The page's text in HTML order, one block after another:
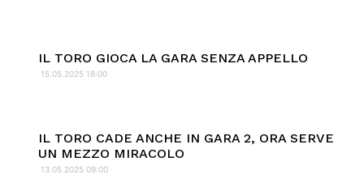
IL TORO GIOCA LA GARA SENZA APPELLO
15.05.2025 18:00
IL TORO CADE ANCHE IN GARA 2, ORA SERVE
UN MEZZO MIRACOLO
13.05.2025 09:00